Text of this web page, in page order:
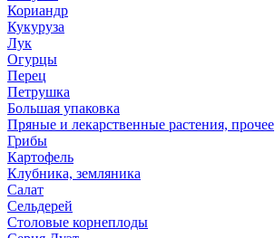
Кориандр
Кукуруза
Лук
Огурцы
Перец
Петрушка
Большая упаковка
Пряные и лекарственные растения, прочее
Грибы
Картофель
Клубника, земляника
Салат
Сельдерей
Столовые корнеплоды